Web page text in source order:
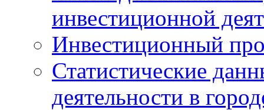
инвестиционной
Инвестиционный
Статистические
деятельности в